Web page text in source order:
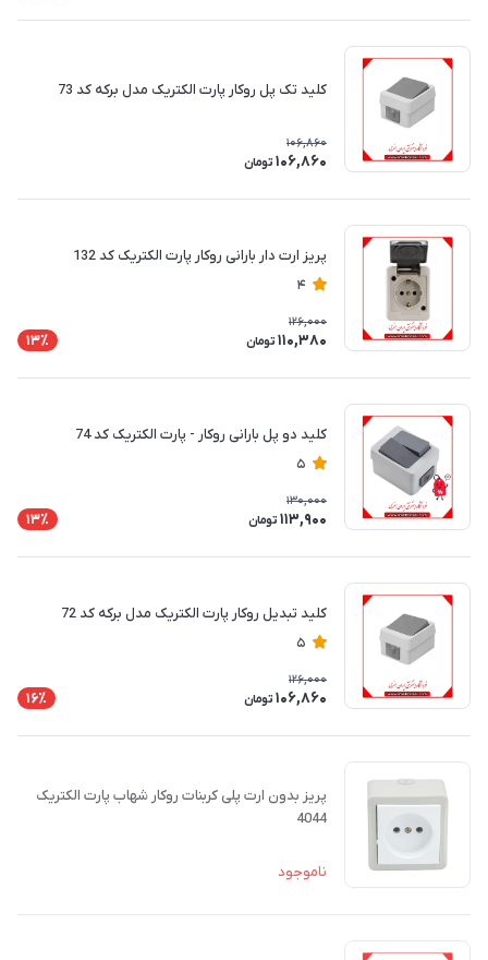
کلید تک پل روکار پارت الکتریک مدل برکه کد 73
106,860
106,860 تومان
پریز ارت دار بارانی روکار پارت الکتریک کد 132
4
126,000
110,380 تومان 13٪
کلید دو پل بارانی روکار - پارت الکتریک کد 74
5
130,000
113,900 تومان 13٪
کلید تبدیل روکار پارت الکتریک مدل برکه کد 72
5
126,000
106,860 تومان 16٪
پریز بدون ارت پلی کربنات روکار شهاب پارت الکتریک
4044
ناموجود